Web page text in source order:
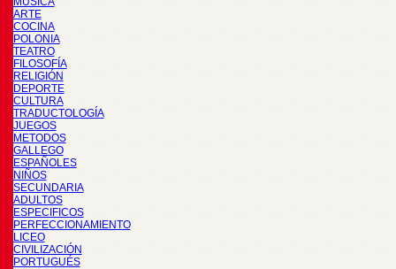
ARTE
COCINA
POLONIA
TEATRO
FILOSOFÍA
RELIGIÓN
DEPORTE
CULTURA
TRADUCTOLOGÍA
JUEGOS
METODOS
GALLEGO
ESPAÑOLES
NIÑOS
SECUNDARIA
ADULTOS
ESPECIFICOS
PERFECCIONAMIENTO
LICEO
CIVILIZACIÓN
PORTUGUÉS